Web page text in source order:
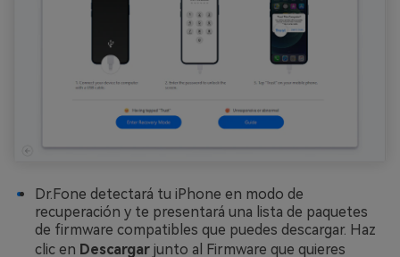
Dr.Fone detectará tu iPhone en modo de
recuperación y te presentará una lista de paquetes
de firmware compatibles que puedes descargar. Haz
clic en Descargar junto al Firmware que quieres